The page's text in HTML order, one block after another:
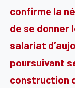
confirme la
de se donner
salariat
poursuivant
construction